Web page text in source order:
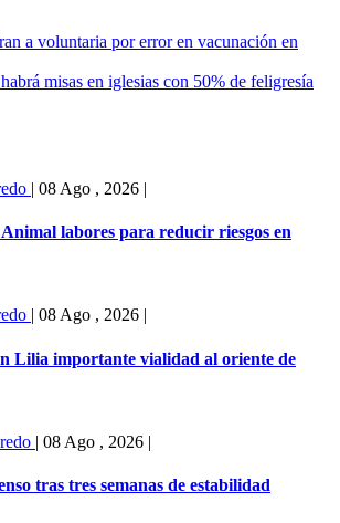
a voluntaria por error en vacunación en
misas en iglesias con 50% de feligresía
| 08 Ago , 2026 |
labores para reducir riesgos en
| 08 Ago , 2026 |
Lilia importante vialidad al oriente de
| 08 Ago , 2026 |
tras tres semanas de estabilidad